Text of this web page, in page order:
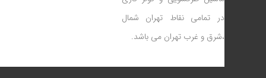
در تمامی نقاط تهران شمال
،شرق و غرب تهران می باشد.